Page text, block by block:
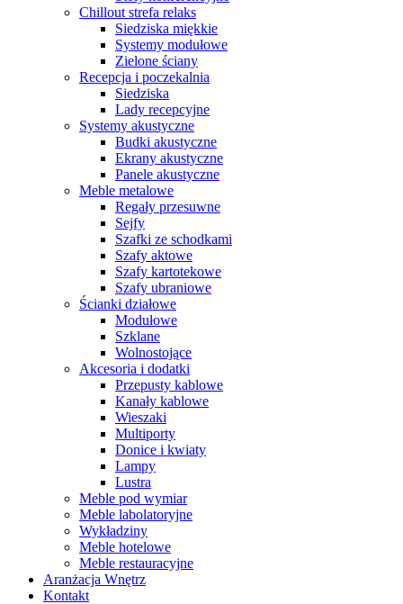
Chillout strefa relaks
Siedziska miękkie
Systemy modułowe
Zielone ściany
Recepcja i poczekalnia
Siedziska
Lady recepcyjne
Systemy akustyczne
Budki akustyczne
Ekrany akustyczne
Panele akustyczne
Meble metalowe
Regały przesuwne
Sejfy
Szafki ze schodkami
Szafy aktowe
Szafy kartotekowe
Szafy ubraniowe
Ścianki działowe
Modułowe
Szklane
Wolnostojące
Akcesoria i dodatki
Przepusty kablowe
Kanały kablowe
Wieszaki
Multiporty
Donice i kwiaty
Lampy
Lustra
Meble pod wymiar
Meble labolatoryjne
Wykładziny
Meble hotelowe
Meble restauracyjne
Aranżacja Wnętrz
Kontakt